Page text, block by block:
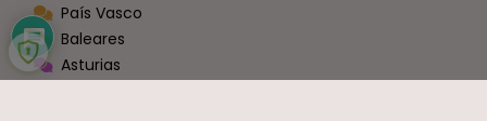
País Vasco
Baleares
Asturias